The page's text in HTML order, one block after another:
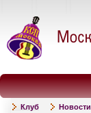
Клуб Новости